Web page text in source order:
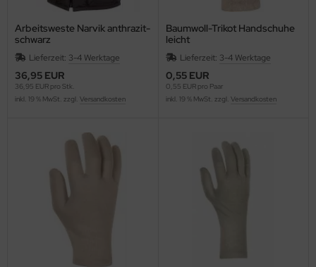
Arbeitsweste Narvik anthrazit-
schwarz
Lieferzeit: 3-4 Werktage
36,95 EUR
36,95 EUR pro Stk.
inkl. 19 % MwSt. zzgl. Versandkosten
Baumwoll-Trikot Handschuhe
leicht
Lieferzeit: 3-4 Werktage
0,55 EUR
0,55 EUR pro Paar
inkl. 19 % MwSt. zzgl. Versandkosten